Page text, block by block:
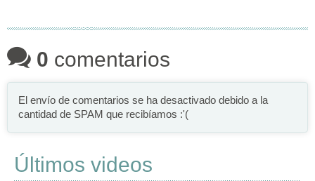
0 comentarios
El envío de comentarios se ha desactivado debido a la
cantidad de SPAM que recibíamos :'(
Últimos videos